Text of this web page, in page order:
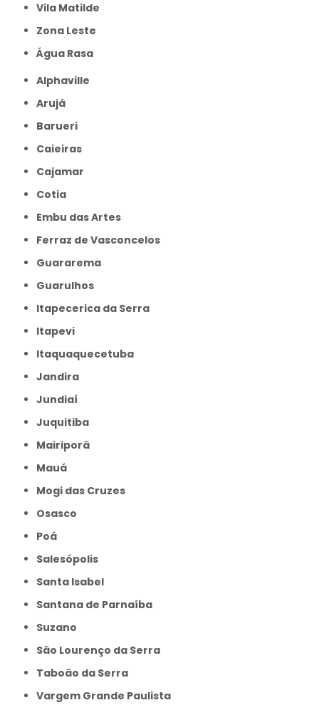
Vila Matilde
Zona Leste
Água Rasa
Alphaville
Arujá
Barueri
Caieiras
Cajamar
Cotia
Embu das Artes
Ferraz de Vasconcelos
Guararema
Guarulhos
Itapecerica da Serra
Itapevi
Itaquaquecetuba
Jandira
Jundiaí
Juquitiba
Mairiporã
Mauá
Mogi das Cruzes
Osasco
Poá
Salesópolis
Santa Isabel
Santana de Parnaíba
Suzano
São Lourenço da Serra
Taboão da Serra
Vargem Grande Paulista